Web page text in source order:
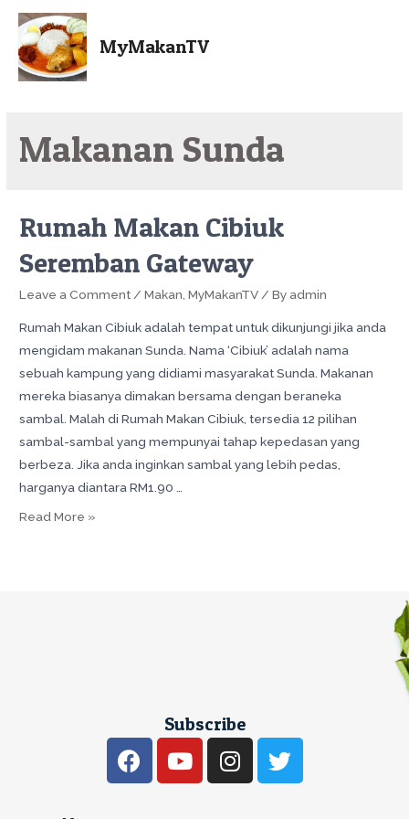
MyMakanTV
Makanan Sunda
Rumah Makan Cibiuk
Seremban Gateway
Leave a Comment/Makan,MyMakanTV/ By admin
Rumah Makan Cibiuk adalah tempat untuk dikunjungi jika anda
mengidam makanan Sunda. Nama ‘Cibiuk’ adalah nama
sebuah kampung yang didiami masyarakat Sunda. Makanan
mereka biasanya dimakan bersama dengan beraneka
sambal. Malah di Rumah Makan Cibiuk, tersedia 12 pilihan
sambal-sambal yang mempunyai tahap kepedasan yang
berbeza. Jika anda inginkan sambal yang lebih pedas,
harganya diantara RM1.90 …
Read More »
Subscribe